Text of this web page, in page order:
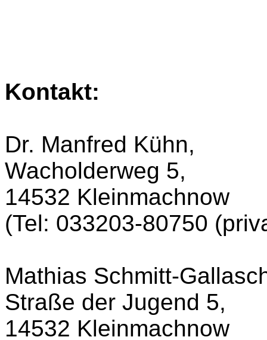
Kontakt:
Dr. Manfred Kühn,
Wacholderweg 5,
14532 Kleinmachnow
(Tel: 033203-80750
Mathias Schmitt-
Straße der Jugend 5,
14532 Kleinmachnow